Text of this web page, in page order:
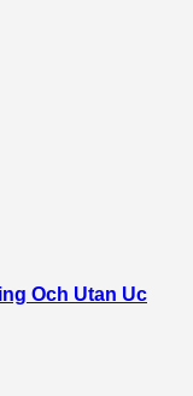
Och Utan Uc